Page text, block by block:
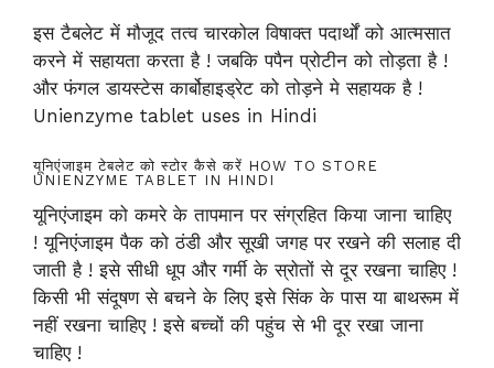
इस टैबलेट में मौजूद तत्व चारकोल विषाक्त पदार्थों को आत्मसात
करने में सहायता करता है ! जबकि पपैन प्रोटीन को तोड़ता है !
और फंगल डायस्टेस कार्बोहाइड्रेट को तोड़ने मे सहायक है !
Unienzyme tablet uses in Hindi
यूनिएंजाइम टेबलेट को स्टोर कैसे करें HOW TO STORE
UNIENZYME TABLET IN HINDI
यूनिएंजाइम को कमरे के तापमान पर संग्रहित किया जाना चाहिए
! यूनिएंजाइम पैक को ठंडी और सूखी जगह पर रखने की सलाह दी
जाती है ! इसे सीधी धूप और गर्मी के स्रोतों से दूर रखना चाहिए !
किसी भी संदूषण से बचने के लिए इसे सिंक के पास या बाथरूम में
नहीं रखना चाहिए ! इसे बच्चों की पहुंच से भी दूर रखा जाना
चाहिए !